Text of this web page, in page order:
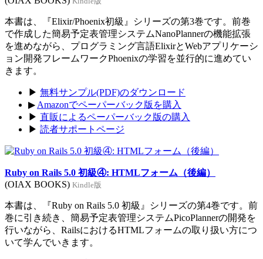
本書は、『Elixir/Phoenix初級』シリーズの第3巻です。前巻
で作成した簡易予定表管理システムNanoPlannerの機能拡張
を進めながら、プログラミング言語ElixirとWebアプリケーシ
ョン開発フレームワークPhoenixの学習を並行的に進めてい
きます。
▶ 無料サンプル(PDF)のダウンロード
▶ Amazonでペーパーバック版を購入
▶ 直販によるペーパーバック版の購入
▶ 読者サポートページ
Ruby on Rails 5.0 初級④: HTMLフォーム（後編）
(OIAX BOOKS) Kindle版
本書は、『Ruby on Rails 5.0 初級』シリーズの第4巻です。前
巻に引き続き、簡易予定表管理システムPicoPlannerの開発を
行いながら、RailsにおけるHTMLフォームの取り扱い方につ
いて学んでいきます。